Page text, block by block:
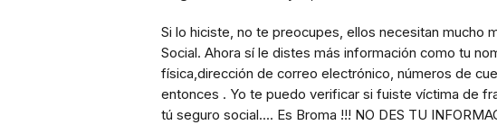
Si lo hiciste, no te preocupes, ellos necesitan mucho
Social. Ahora sí le distes más información como tu
física,dirección de correo electrónico, números de
entonces . Yo te puedo verificar si fuiste víctima de
tú seguro social.... Es Broma !!! NO DES TU